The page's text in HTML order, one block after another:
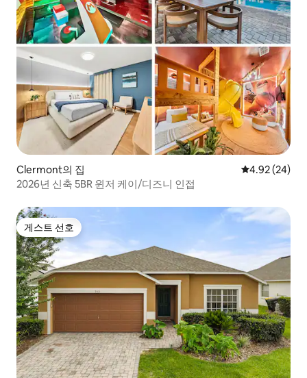
Clermont의 집 평점 4.92점(5
4.92 (24)
2026년 신축 5BR 윈저 케이/디즈니 인접
게스트 선호
게스트 선호